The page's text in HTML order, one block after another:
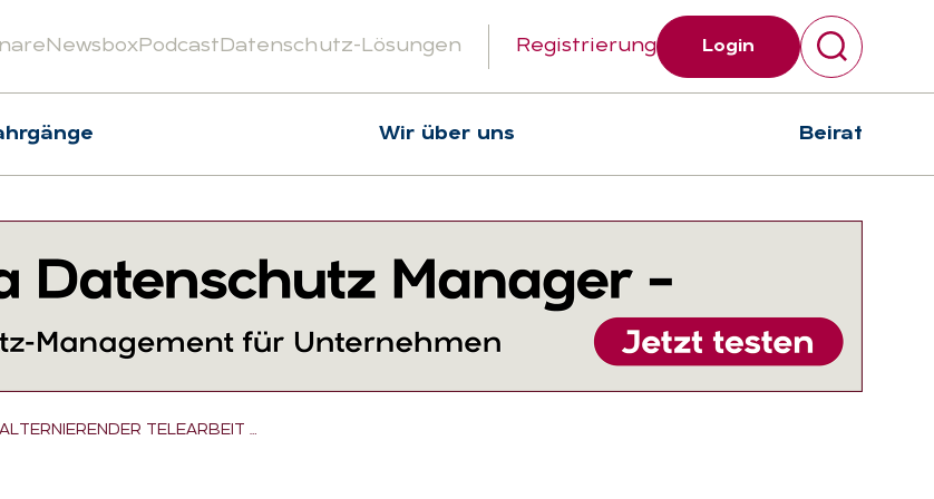
NewsboxPodcastDatenschutz-Lösungen Registrierung Login
Wir über uns Beirat
TELEARBEIT …